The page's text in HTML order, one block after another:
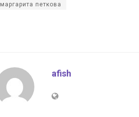
маргарита петкова
afish